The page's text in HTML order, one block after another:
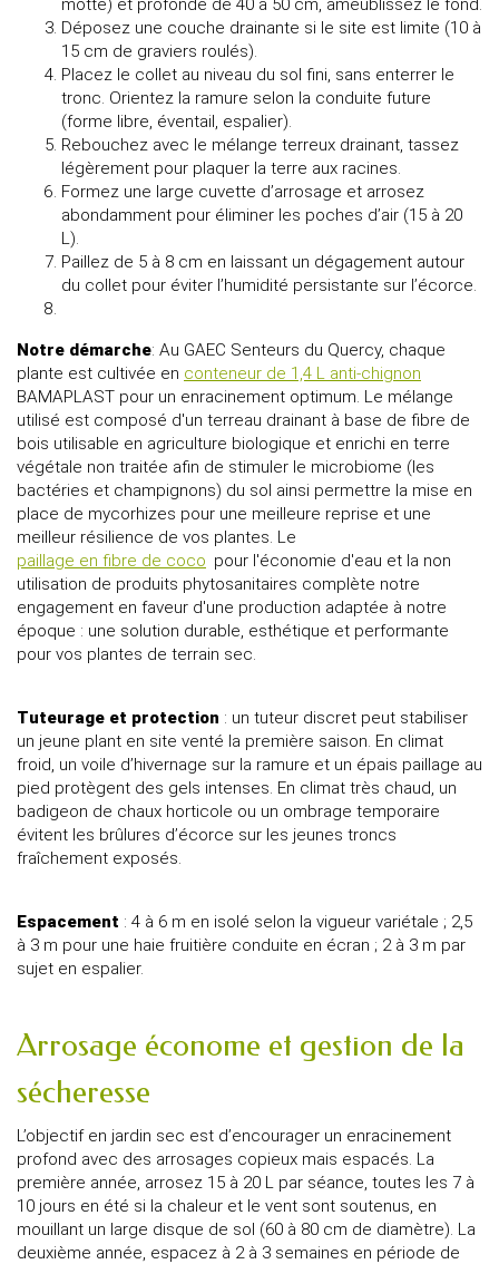
motte) et profonde de 40 à 50 cm, ameublissez le fond.
Déposez une couche drainante si le site est limite (10 à
15 cm de graviers roulés).
Placez le collet au niveau du sol fini, sans enterrer le
tronc. Orientez la ramure selon la conduite future
(forme libre, éventail, espalier).
Rebouchez avec le mélange terreux drainant, tassez
légèrement pour plaquer la terre aux racines.
Formez une large cuvette d’arrosage et arrosez
abondamment pour éliminer les poches d’air (15 à 20
L).
Paillez de 5 à 8 cm en laissant un dégagement autour
du collet pour éviter l’humidité persistante sur l’écorce.
Notre démarche: Au GAEC Senteurs du Quercy, chaque
plante est cultivée en conteneur de 1,4 L anti-chignon
BAMAPLAST pour un enracinement optimum. Le mélange
utilisé est composé d'un terreau drainant à base de fibre de
bois utilisable en agriculture biologique et enrichi en terre
végétale non traitée afin de stimuler le microbiome (les
bactéries et champignons) du sol ainsi permettre la mise en
place de mycorhizes pour une meilleure reprise et une
meilleur résilience de vos plantes. Le
paillage en fibre de coco pour l'économie d'eau et la non
utilisation de produits phytosanitaires complète notre
engagement en faveur d'une production adaptée à notre
époque : une solution durable, esthétique et performante
pour vos plantes de terrain sec.
Tuteurage et protection : un tuteur discret peut stabiliser
un jeune plant en site venté la première saison. En climat
froid, un voile d’hivernage sur la ramure et un épais paillage au
pied protègent des gels intenses. En climat très chaud, un
badigeon de chaux horticole ou un ombrage temporaire
évitent les brûlures d’écorce sur les jeunes troncs
fraîchement exposés.
Espacement : 4 à 6 m en isolé selon la vigueur variétale ; 2,5
à 3 m pour une haie fruitière conduite en écran ; 2 à 3 m par
sujet en espalier.
Arrosage économe et gestion de la
sécheresse
L’objectif en jardin sec est d’encourager un enracinement
profond avec des arrosages copieux mais espacés. La
première année, arrosez 15 à 20 L par séance, toutes les 7 à
10 jours en été si la chaleur et le vent sont soutenus, en
mouillant un large disque de sol (60 à 80 cm de diamètre). La
deuxième année, espacez à 2 à 3 semaines en période de